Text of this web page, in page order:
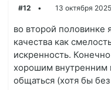
#12 13 октября
во второй половинке
качества как
искренность.
хорошим
общаться (хотя бы